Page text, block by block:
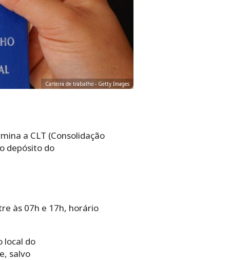
Carteira de trabalho - Getty Images
a CLT (Consolidação
depósito do
às 07h e 17h, horário
local do
salvo